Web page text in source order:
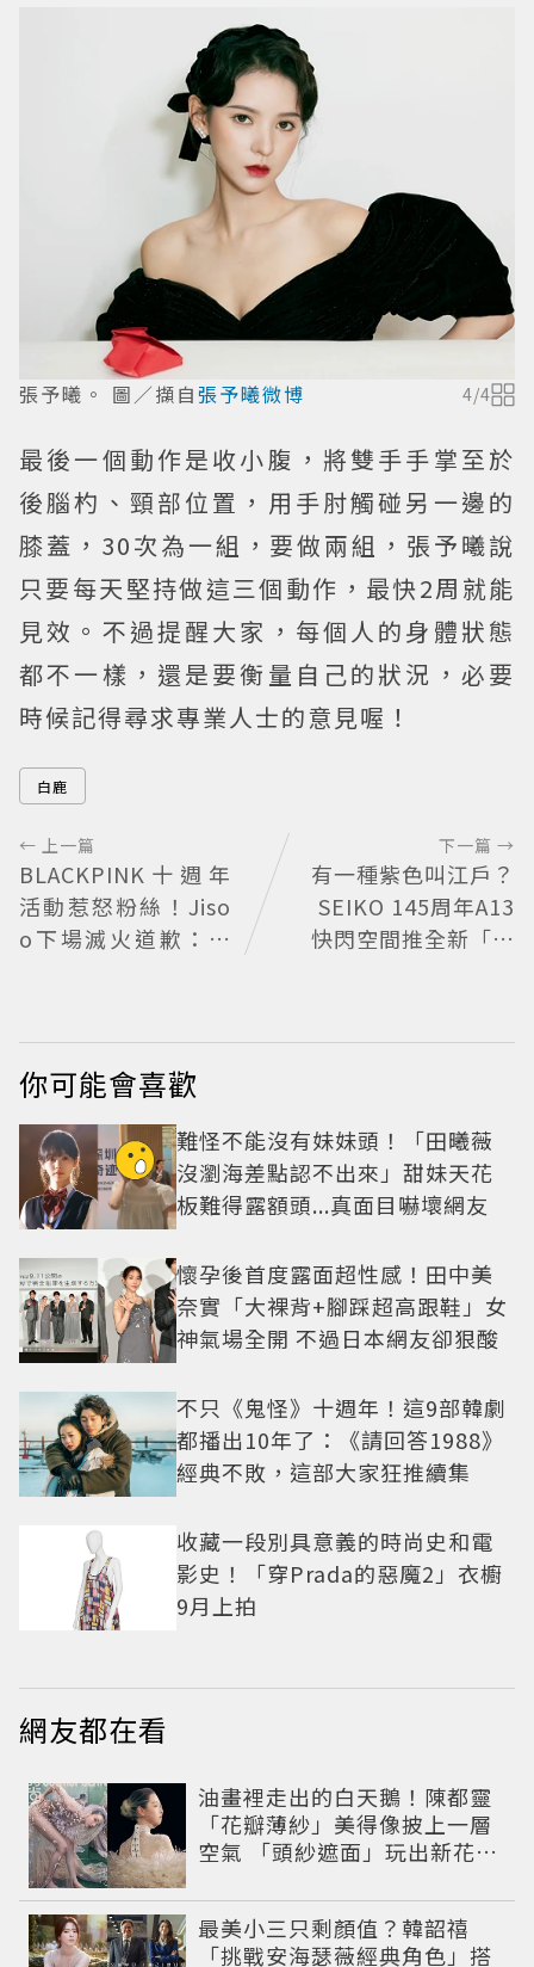
張予曦。 圖／擷自張予曦微博 4/4
最後一個動作是收小腹，將雙手手掌至於
後腦杓、頸部位置，用手肘觸碰另一邊的
膝蓋，30次為一組，要做兩組，張予曦說
只要每天堅持做這三個動作，最快2周就能
見效。不過提醒大家，每個人的身體狀態
都不一樣，還是要衡量自己的狀況，必要
時候記得尋求專業人士的意見喔！
白鹿
← 上一篇
BLACKPINK十週年
活動惹怒粉絲！Jiso
o下場滅火道歉：對
下一篇 →
有一種紫色叫江戶？
SEIKO 145周年A13
快閃空間推全新「江
你可能會喜歡
難怪不能沒有妹妹頭！「田曦薇
沒瀏海差點認不出來」甜妹天花
板難得露額頭...真面目嚇壞網友
懷孕後首度露面超性感！田中美
奈實「大裸背+腳踩超高跟鞋」女
神氣場全開 不過日本網友卻狠酸
不只《鬼怪》十週年！這9部韓劇
都播出10年了：《請回答1988》
經典不敗，這部大家狂推續集
收藏一段別具意義的時尚史和電
影史！「穿Prada的惡魔2」衣櫥
9月上拍
網友都在看
油畫裡走出的白天鵝！陳都靈
「花瓣薄紗」美得像披上一層
空氣 「頭紗遮面」玩出新花樣
最美小三只剩顏值？韓韶禧
「挑戰安海瑟薇經典角色」搭